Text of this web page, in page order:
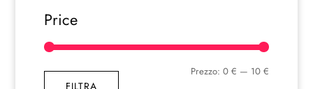
Price
FILTRA
Prezzo:0 € — 10 €